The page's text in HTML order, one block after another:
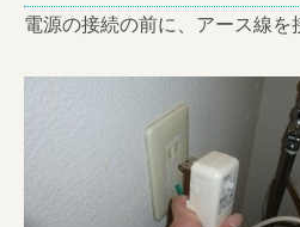
電源の接続の前に、アース線を